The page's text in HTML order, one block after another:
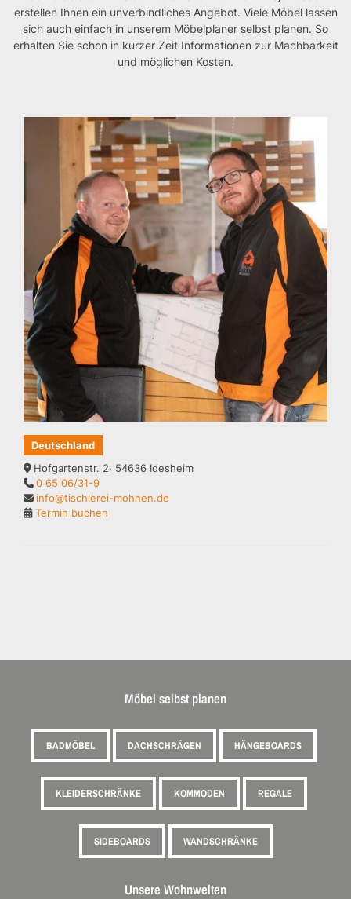
erstellen Ihnen ein unverbindliches Angebot. Viele Möbel lassen
sich auch einfach in unserem Möbelplaner selbst planen. So
erhalten Sie schon in kurzer Zeit Informationen zur Machbarkeit
und möglichen Kosten.
Deutschland
Hofgartenstr. 2· 54636 Idesheim
0 65 06/31-9
info@tischlerei-mohnen.de
Termin buchen
Möbel selbst planen
BADMÖBEL DACHSCHRÄGEN HÄNGEBOARDS
KLEIDERSCHRÄNKE KOMMODEN REGALE
SIDEBOARDS WANDSCHRÄNKE
Unsere Wohnwelten